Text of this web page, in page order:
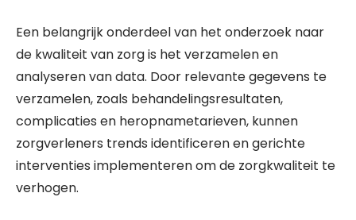
Een belangrijk onderdeel van het onderzoek naar
de kwaliteit van zorg is het verzamelen en
analyseren van data. Door relevante gegevens te
verzamelen, zoals behandelingsresultaten,
complicaties en heropnametarieven, kunnen
zorgverleners trends identificeren en gerichte
interventies implementeren om de zorgkwaliteit te
verhogen.